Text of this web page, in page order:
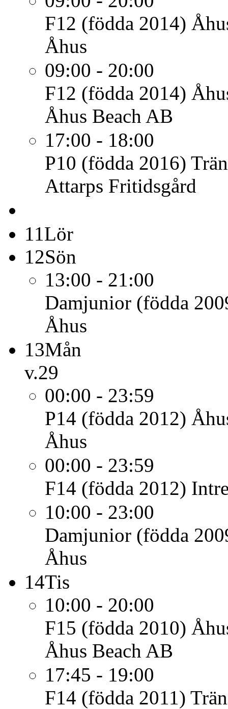
F12 (födda 2014)
Åhus
09:00 - 20:00
F12 (födda 2014)
Åhus Beach AB
17:00 - 18:00
P10 (födda 2016)
Attarps Fritidsgård
11Lör
12Sön
13:00 - 21:00
Damjunior (födda
Åhus
13Mån
v.29
00:00 - 23:59
P14 (födda 2012)
Åhus
00:00 - 23:59
F14 (födda 2012)
10:00 - 23:00
Damjunior (födda
Åhus
14Tis
10:00 - 20:00
F15 (födda 2010)
Åhus Beach AB
17:45 - 19:00
F14 (födda 2011)